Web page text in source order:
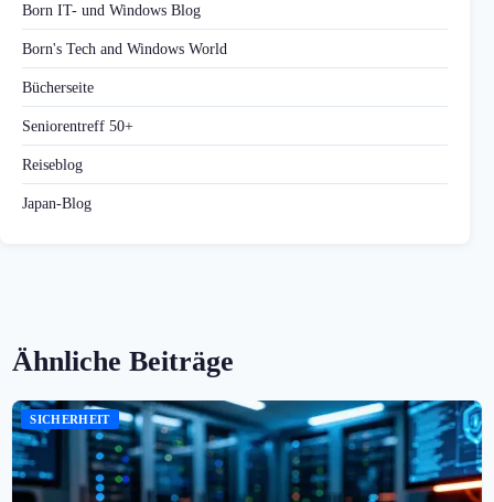
Born IT- und Windows Blog
Born's Tech and Windows World
Bücherseite
Seniorentreff 50+
Reiseblog
Japan-Blog
Ähnliche Beiträge
SICHERHEIT